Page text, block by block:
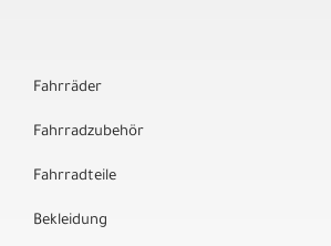
Fahrräder
Fahrradzubehör
Fahrradteile
Bekleidung